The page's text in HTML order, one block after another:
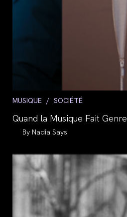
Post
MUSIQUE / SOCIÉTÉ
Quand la Musique Fait Genre
Auteur/autrice
la
publication :
Nadia Says